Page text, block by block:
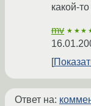
какой-
mv
Ответ на: